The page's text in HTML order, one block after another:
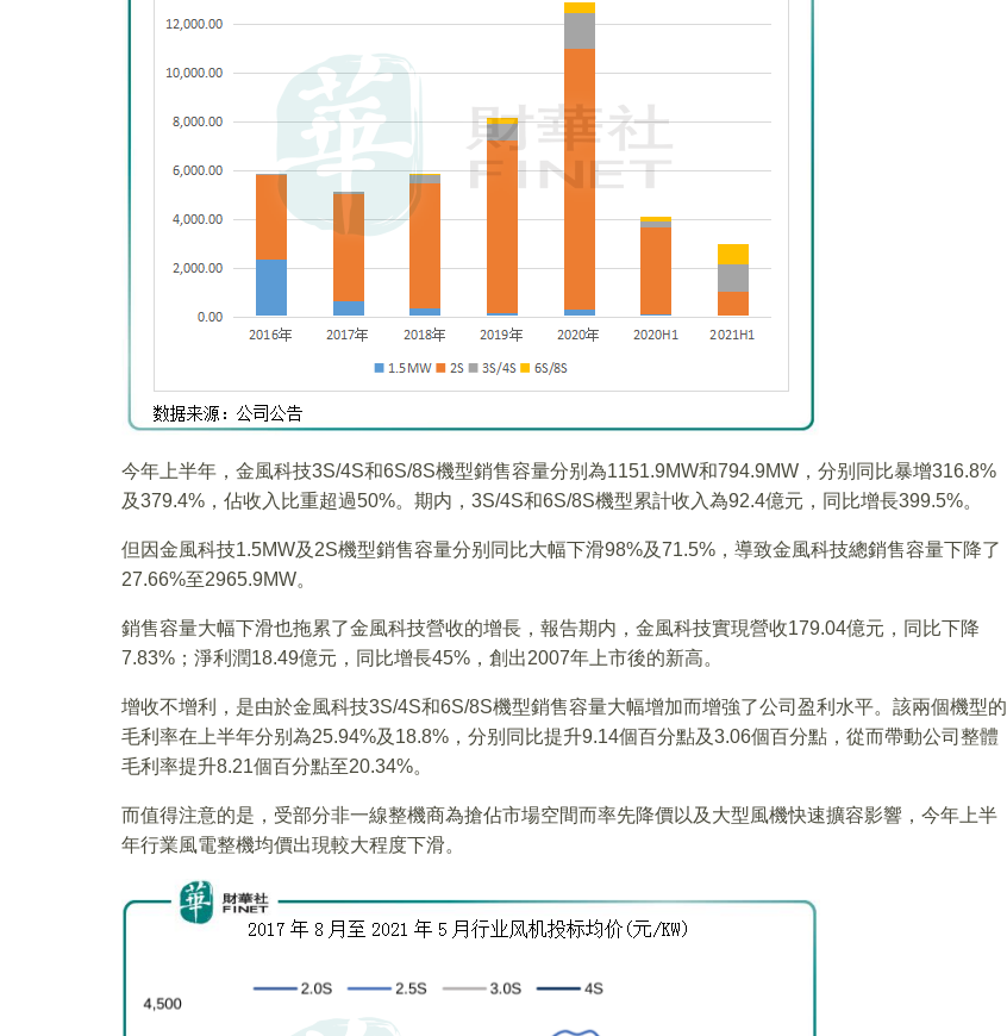
今年上半年，金風科技3S/4S和6S/8S機型銷售容量分别為1151.9MW和794.9MW，分别同比暴增316.8%
及379.4%，佔收入比重超過50%。期内，3S/4S和6S/8S機型累計收入為92.4億元，同比增長399.5%。
但因金風科技1.5MW及2S機型銷售容量分别同比大幅下滑98%及71.5%，導致金風科技總銷售容量下降了
27.66%至2965.9MW。
銷售容量大幅下滑也拖累了金風科技營收的增長，報告期内，金風科技實現營收179.04億元，同比下降
7.83%；淨利潤18.49億元，同比增長45%，創出2007年上市後的新高。
增收不增利，是由於金風科技3S/4S和6S/8S機型銷售容量大幅增加而增強了公司盈利水平。該兩個機型的
毛利率在上半年分别為25.94%及18.8%，分别同比提升9.14個百分點及3.06個百分點，從而帶動公司整體
毛利率提升8.21個百分點至20.34%。
而值得注意的是，受部分非一線整機商為搶佔市場空間而率先降價以及大型風機快速擴容影響，今年上半
年行業風電整機均價出現較大程度下滑。